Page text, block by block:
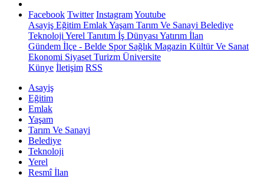
Facebook Twitter InstagramYoutube
Asayiş Eğitim EmlakYaşam Tarım Ve Sanayi Belediye
Teknoloji Yerel Tanıtım İş Dünyası Yatırım İlan
Gündem İlçe - Belde SporSağlık Magazin Kültür Ve Sanat
Ekonomi Siyaset Turizm Üniversite
Künye İletişim RSS
Asayiş
Eğitim
Emlak
Yaşam
Tarım Ve Sanayi
Belediye
Teknoloji
Yerel
Resmî İlan